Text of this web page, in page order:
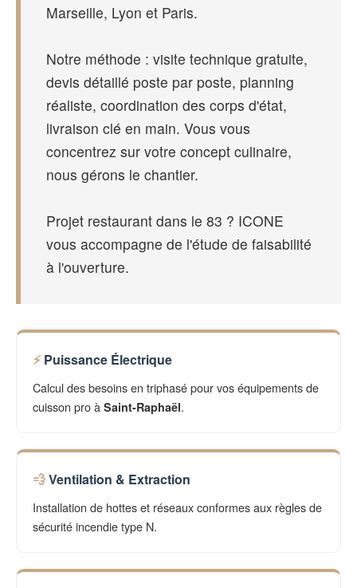
Marseille, Lyon et Paris.
Notre méthode : visite technique gratuite,
devis détaillé poste par poste, planning
réaliste, coordination des corps d'état,
livraison clé en main. Vous vous
concentrez sur votre concept culinaire,
nous gérons le chantier.
Projet restaurant dans le 83 ? ICONE
vous accompagne de l'étude de faisabilité
à l'ouverture.
Puissance Électrique
Calcul des besoins en triphasé pour vos équipements de
cuisson pro à Saint-Raphaël.
Ventilation & Extraction
Installation de hottes et réseaux conformes aux règles de
sécurité incendie type N.